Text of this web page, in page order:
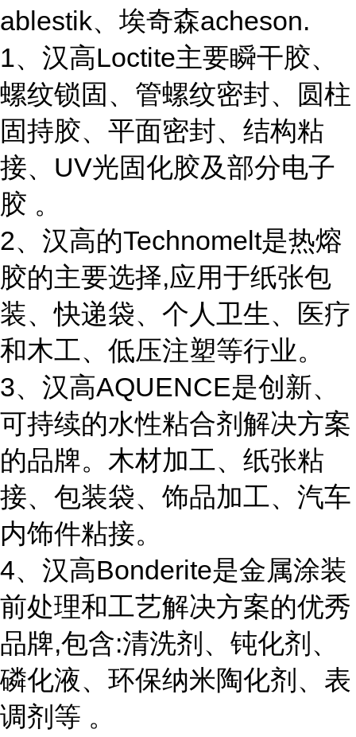
ablestik、埃奇森acheson.
1、汉高Loctite主要瞬干胶、
螺纹锁固、管螺纹密封、圆柱
固持胶、平面密封、结构粘
接、UV光固化胶及部分电子
胶 。
2、汉高的Technomelt是热熔
胶的主要选择,应用于纸张包
装、快递袋、个人卫生、医疗
和木工、低压注塑等行业。
3、汉高AQUENCE是创新、
可持续的水性粘合剂解决方案
的品牌。木材加工、纸张粘
接、包装袋、饰品加工、汽车
内饰件粘接。
4、汉高Bonderite是金属涂装
前处理和工艺解决方案的优秀
品牌,包含:清洗剂、钝化剂、
磷化液、环保纳米陶化剂、表
调剂等 。